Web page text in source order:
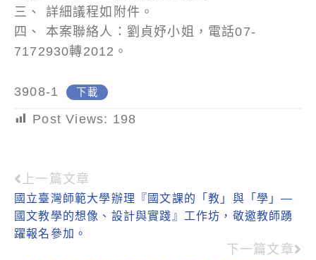
三、 詳細議程如附件。
四、 本案聯絡人：劉貞妤小姐，電話07-
7172930轉2012。
3908-1 下載
Post Views: 198
Read
more
articles
上一篇文章
國立臺灣師範大學辦理『國文課的「教」與「學」—
國文教學的想像、設計與實踐』工作坊，敬邀教師踴
躍報名參加。
下一篇文章